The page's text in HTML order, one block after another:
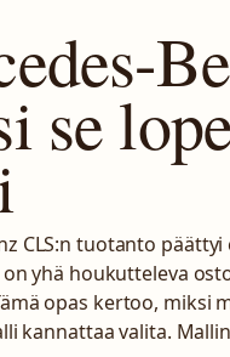
se
CLS:n tuotanto
yhä houkutteleva
opas kertoo, miksi
kannattaa valita.